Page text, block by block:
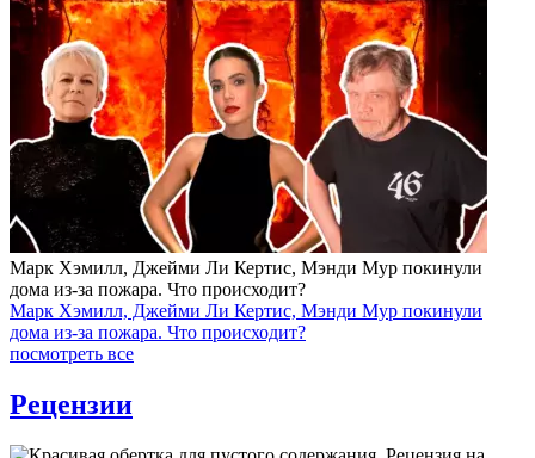
Марк Хэмилл, Джейми Ли Кертис, Мэнди Мур покинули
дома из-за пожара. Что происходит?
Марк Хэмилл, Джейми Ли Кертис, Мэнди Мур покинули
дома из-за пожара. Что происходит?
посмотреть все
Рецензии